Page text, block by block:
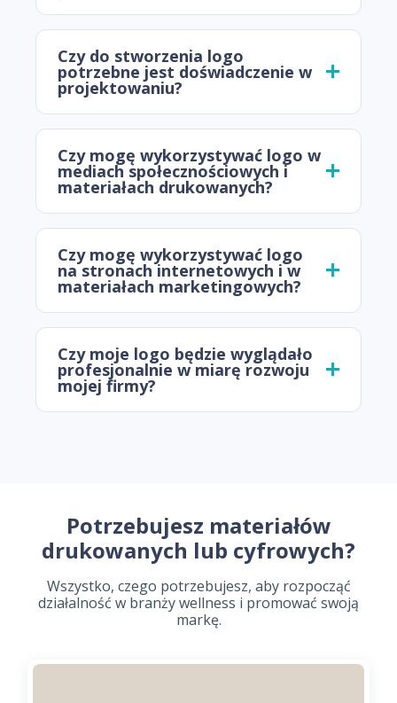
Czy do stworzenia logo
potrzebne jest doświadczenie w
projektowaniu?
Czy mogę wykorzystywać logo w
mediach społecznościowych i
materiałach drukowanych?
Czy mogę wykorzystywać logo
na stronach internetowych i w
materiałach marketingowych?
Czy moje logo będzie wyglądało
profesjonalnie w miarę rozwoju
mojej firmy?
Potrzebujesz materiałów
drukowanych lub cyfrowych?
Wszystko, czego potrzebujesz, aby rozpocząć
działalność w branży wellness i promować swoją
markę.